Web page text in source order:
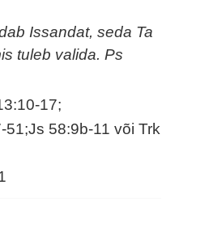
Issandat, seda Ta
tuleb valida. Ps
17;
51;Js 58:9b-11 või Trk